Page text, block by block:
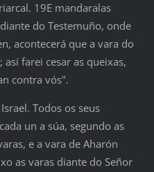
19E mandaralas
do Testemuño, onde
acontecerá que a vara do
farei cesar as queixas,
contra vós".
Todos os seus
un a súa, segundo as
e a vara de Aharón
as varas diante do Señor